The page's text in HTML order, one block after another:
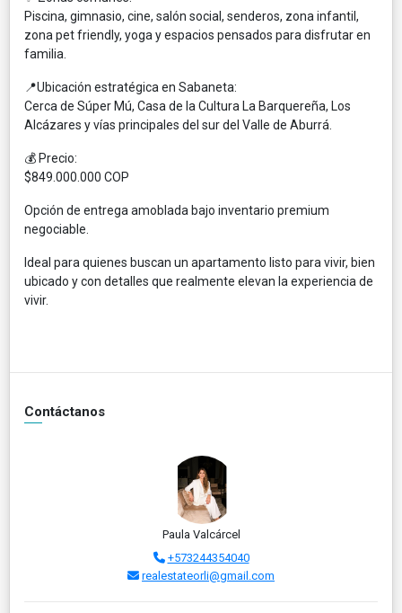
Piscina, gimnasio, cine, salón social, senderos, zona infantil,
zona pet friendly, yoga y espacios pensados para disfrutar en
familia.
📍Ubicación estratégica en Sabaneta:
Cerca de Súper Mú, Casa de la Cultura La Barquereña, Los
Alcázares y vías principales del sur del Valle de Aburrá.
💰 Precio:
$849.000.000 COP
Opción de entrega amoblada bajo inventario premium
negociable.
Ideal para quienes buscan un apartamento listo para vivir, bien
ubicado y con detalles que realmente elevan la experiencia de
vivir.
Contáctanos
Paula Valcárcel
+573244354040
realestateorli@gmail.com